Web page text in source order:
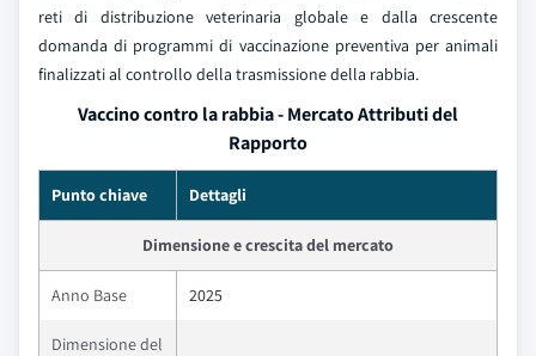
reti di distribuzione veterinaria globale e dalla crescente
domanda di programmi di vaccinazione preventiva per animali
finalizzati al controllo della trasmissione della rabbia.
Vaccino contro la rabbia - Mercato Attributi del
Rapporto
Punto chiave Dettagli
Dimensione e crescita del mercato
Anno Base 2025
Dimensione del